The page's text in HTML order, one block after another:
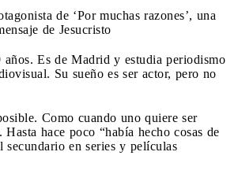
de ‘Por muchas razones’, una
de Jesucristo
años. Es de Madrid y estudia periodismo
Su sueño es ser actor, pero no
Como cuando uno quiere ser
hace poco “había hecho cosas de
secundario en series y películas